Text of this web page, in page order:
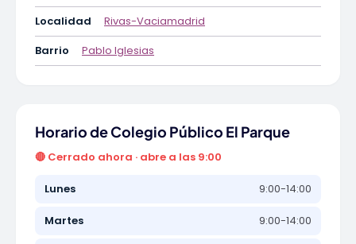
Localidad
Rivas-Vaciamadrid
Barrio
Pablo Iglesias
Horario de Colegio Público El Parque
🔴 Cerrado ahora · abre a las 9:00
Lunes 9:00-14:00
Martes 9:00-14:00